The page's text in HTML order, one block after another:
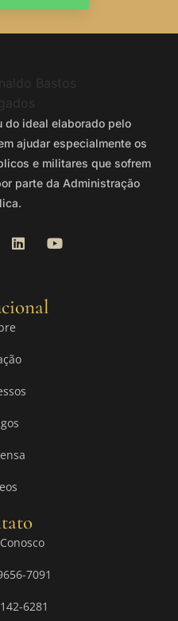
do ideal elaborado pelo
ajudar especialmente os
e militares que sofrem
parte da Administração
7091
6281